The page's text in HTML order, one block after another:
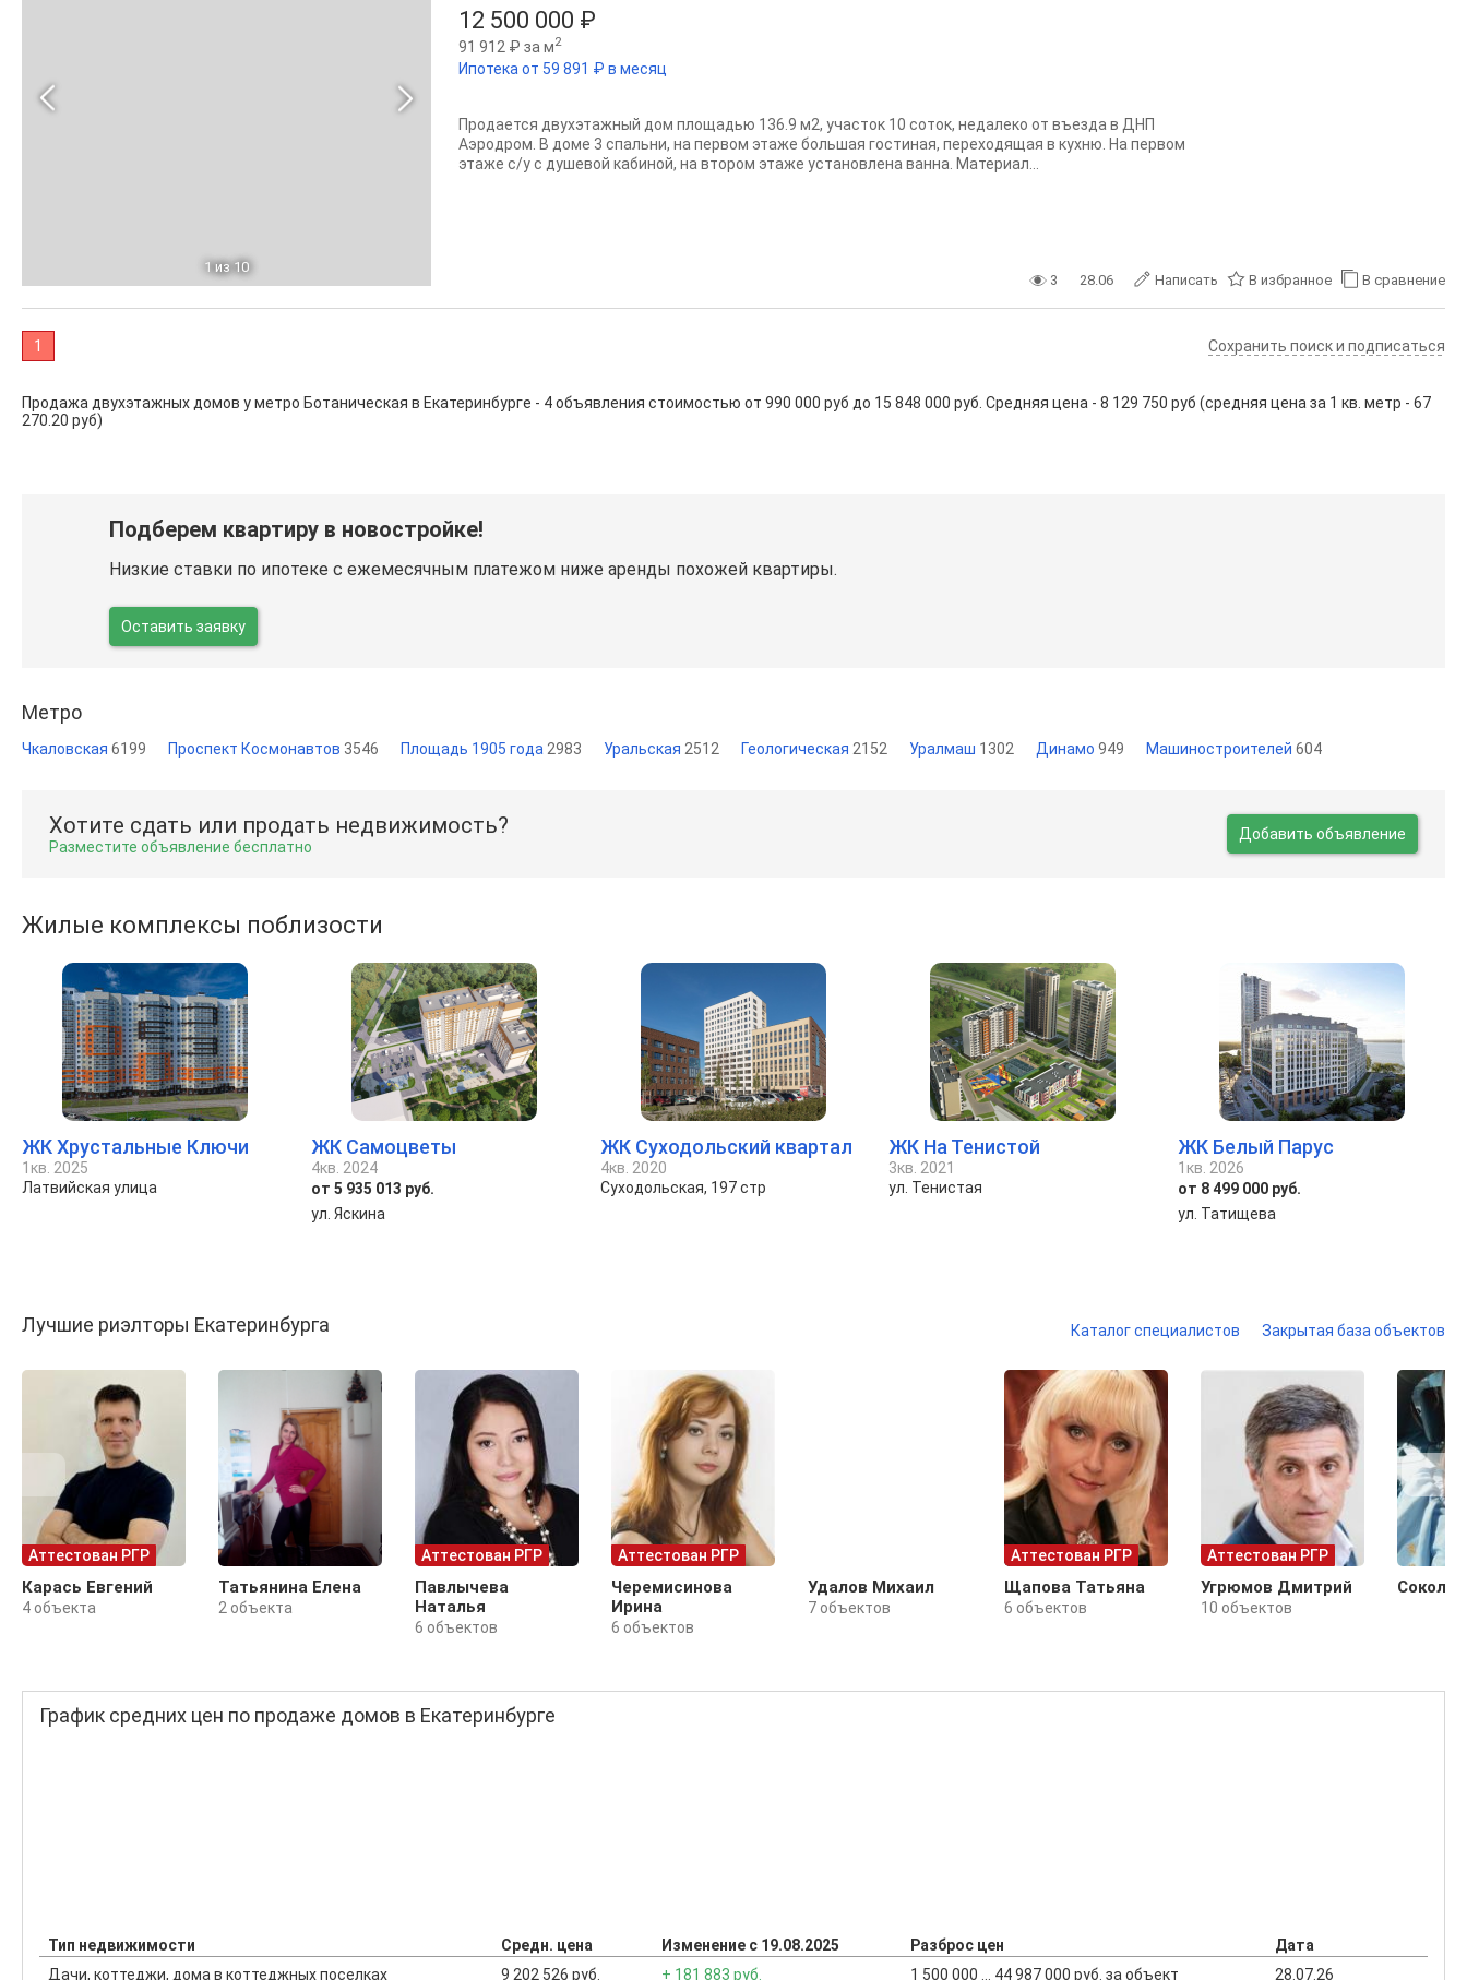
1 из 10
12 500 000 ₽
91 912 ₽ за м2
Ипотека от 59 891 ₽ в месяц
Продается двухэтажный дом площадью 136.9 м2, участок 10 соток, недалеко от въезда в ДНП
Аэродром. В доме 3 спальни, на первом этаже большая гостиная, переходящая в кухню. На первом
этаже с/у с душевой кабиной, на втором этаже установлена ванна. Материал...
3 28.06 Написать В избранное В сравнение
1 Сохранить поиск и подписаться
Продажа двухэтажных домов у метро Ботаническая в Екатеринбурге - 4 объявления стоимостью от 990 000 руб до 15 848 000 руб. Средняя цена - 8 129 750 руб (средняя цена за 1 кв. метр - 67
270.20 руб)
Подберем квартиру в новостройке!
Низкие ставки по ипотеке с ежемесячным платежом ниже аренды похожей квартиры.
Оставить заявку
Метро
Чкаловская 6199 Проспект Космонавтов 3546 Площадь 1905 года 2983 Уральская 2512 Геологическая 2152 Уралмаш 1302 Динамо 949 Машиностроителей 604
Хотите сдать или продать недвижимость?
Разместите объявление бесплатно
Добавить объявление
Жилые комплексы поблизости
ЖК Хрустальные Ключи
1кв. 2025
Латвийская улица
ЖК Самоцветы
4кв. 2024
от 5 935 013 руб.
ул. Яскина
ЖК Суходольский квартал
4кв. 2020
Суходольская, 197 стр
ЖК На Тенистой
3кв. 2021
ул. Тенистая
ЖК Белый Парус
1кв. 2026
от 8 499 000 руб.
ул. Татищева
Лучшие риэлторы Екатеринбурга Каталог специалистов Закрытая база объектов
Аттестован РГР
Карась Евгений
4 объекта
Татьянина Елена
2 объекта
Аттестован РГР
Павлычева
Наталья
6 объектов
Аттестован РГР
Черемисинова
Ирина
6 объектов
Удалов Михаил
7 объектов
Аттестован РГР
Щапова Татьяна
6 объектов
Аттестован РГР
Угрюмов Дмитрий
10 объектов
График средних цен по продаже домов в Екатеринбурге
Тип недвижимости Средн. цена Изменение с 19.08.2025 Разброс цен
Дата
Дачи, коттеджи, дома в коттеджных поселках
9 202 526 руб. + 181 883 руб. 1 500 000 ... 44 987 000 руб. за объект 28.07.26